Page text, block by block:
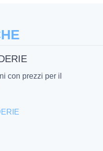
con prezzi per il